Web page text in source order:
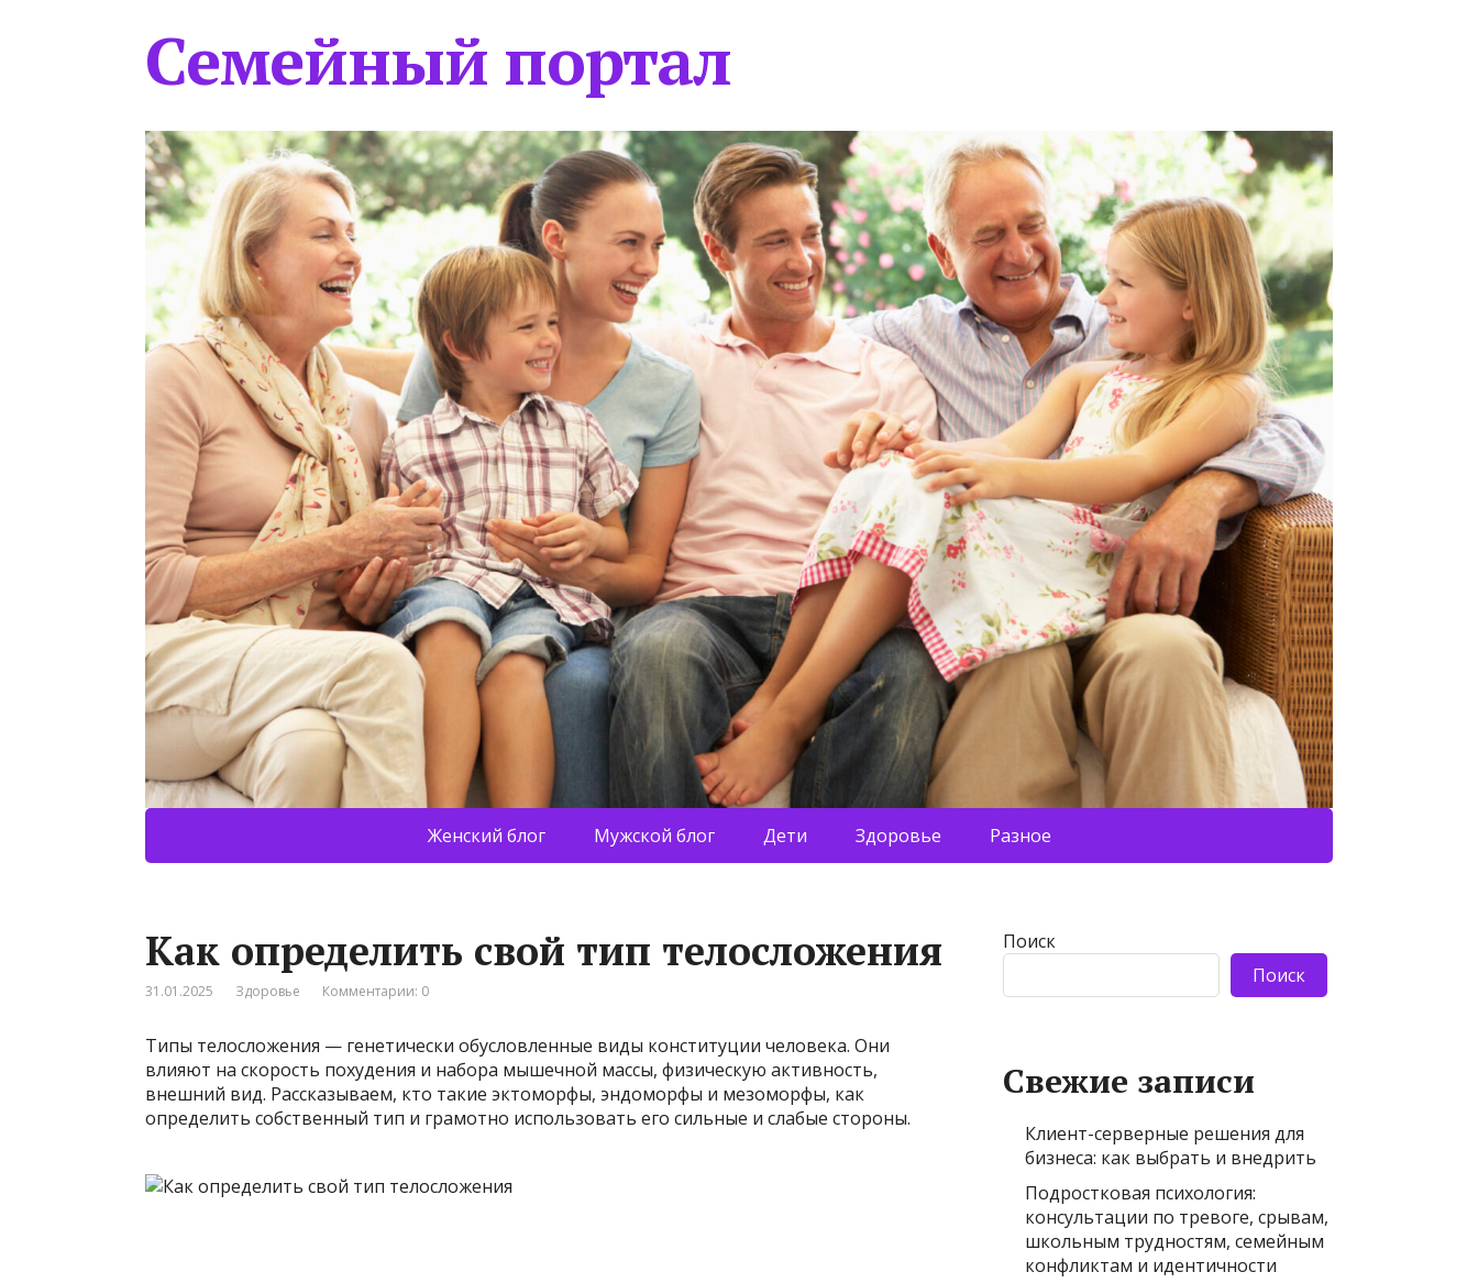
Семейный портал
Женский блог Мужской блог Дети Здоровье Разное
Как определить свой тип телосложения
31.01.2025 Здоровье Комментарии: 0
Типы телосложения — генетически обусловленные виды конституции человека. Они
влияют на скорость похудения и набора мышечной массы, физическую активность,
внешний вид. Рассказываем, кто такие эктоморфы, эндоморфы и мезоморфы, как
определить собственный тип и грамотно использовать его сильные и слабые стороны.
Поиск
Поиск
Свежие записи
Клиент-серверные решения для
бизнеса: как выбрать и внедрить
Подростковая психология:
консультации по тревоге, срывам,
школьным трудностям, семейным
конфликтам и идентичности